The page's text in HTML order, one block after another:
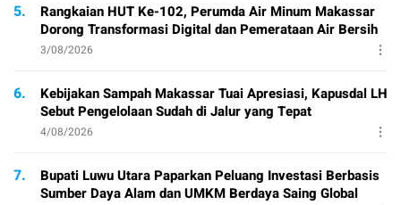
5.
Rangkaian HUT Ke-102, Perumda Air Minum Makassar
Dorong Transformasi Digital dan Pemerataan Air Bersih
3/08/2026
6.
Kebijakan Sampah Makassar Tuai Apresiasi, Kapusdal LH
Sebut Pengelolaan Sudah di Jalur yang Tepat
4/08/2026
7.
Bupati Luwu Utara Paparkan Peluang Investasi Berbasis
Sumber Daya Alam dan UMKM Berdaya Saing Global